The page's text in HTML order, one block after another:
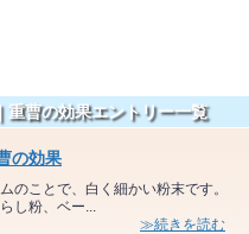
重曹の効果エントリー一覧
の効果
のことで、白く細かい粉末です。
し粉、ベー...
≫続きを読む